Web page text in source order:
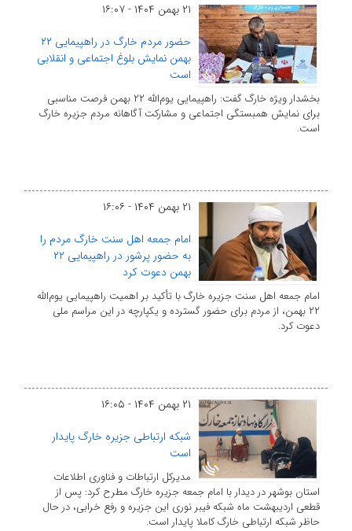
۲۱ بهمن ۱۴۰۴ - ۱۶:۰۷
حضور مردم خارگ در راهپیمایی ۲۲
بهمن نمایش بلوغ اجتماعی و انقلابی
است
بخشدار ویژه خارگ گفت: راهپیمایی یوم‌الله ۲۲ بهمن فرصت مناسبی
برای نمایش همبستگی اجتماعی و مشارکت آگاهانه مردم جزیره خارگ
است.
۲۱ بهمن ۱۴۰۴ - ۱۶:۰۶
امام جمعه اهل سنت خارگ مردم را
به حضور پرشور در راهپیمایی ۲۲
بهمن دعوت کرد
امام جمعه اهل سنت جزیره خارگ با تأکید بر اهمیت راهپیمایی یوم‌الله
۲۲ بهمن، از مردم برای حضور گسترده و یکپارچه در این مراسم ملی
دعوت کرد.
۲۱ بهمن ۱۴۰۴ - ۱۶:۰۵
شبکه ارتباطی جزیره خارگ پایدار
است
مدیرکل ارتباطات و فناوری اطلاعات
استان بوشهر در دیدار با امام جمعه جزیره خارگ مطرح کرد: پس از
قطعی اردیبهشت ماه شبکه فیبر نوری این جزیره و رفع خرابی، در حال
حاظر شبکه ارتباطی خارگ کاملا پایدار است.